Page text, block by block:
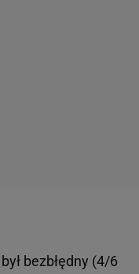
bezbłędny (4/6